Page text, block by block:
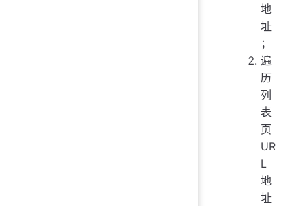
地
址
；
遍
历
列
表
页
UR
L
地
址